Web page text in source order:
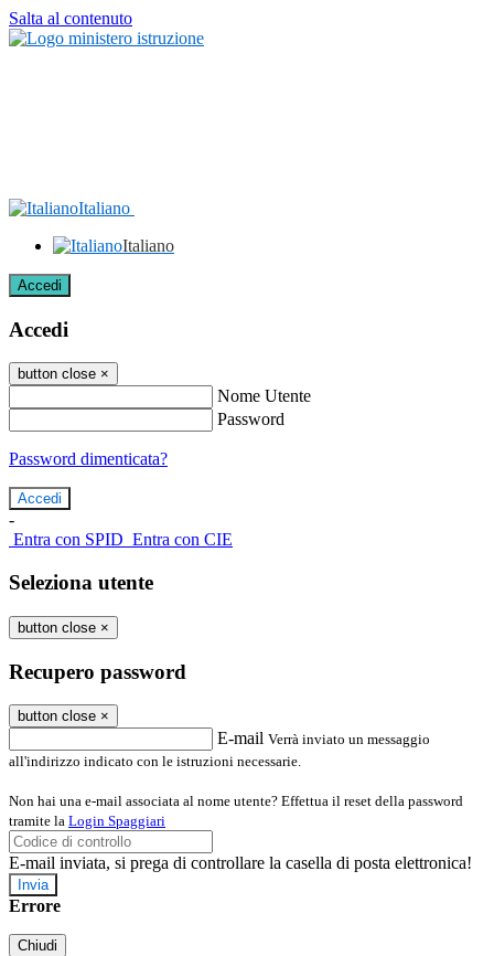
Salta al contenuto
Italiano
Italiano
Accedi
Accedi
button close ×
Nome Utente
Password
Password dimenticata?
-
Entra con SPID Entra con CIE
Seleziona utente
button close ×
Recupero password
button close ×
E-mail Verrà inviato un messaggio
all'indirizzo indicato con le istruzioni necessarie.
Non hai una e-mail associata al nome utente? Effettua il reset della password
tramite la Login Spaggiari
E-mail inviata, si prega di controllare la casella di posta elettronica!
Errore
Chiudi